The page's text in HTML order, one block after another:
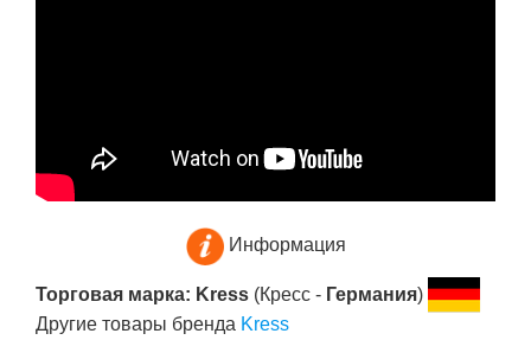
Информация
Торговая марка: Kress (Кресс - Германия)
Другие товары бренда Kress